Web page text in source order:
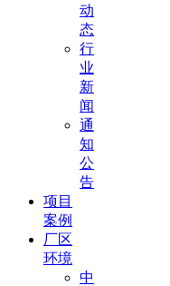
动
态
行
业
新
闻
通
知
公
告
项目
案例
厂区
环境
中